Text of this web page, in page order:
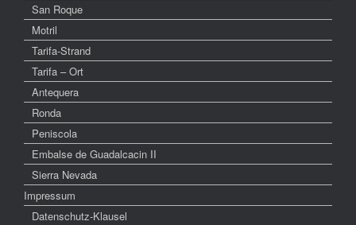
San Roque
Motril
Tarifa-Strand
Tarifa – Ort
Antequera
Ronda
Peniscola
Embalse de Guadalcacin II
Sierra Nevada
Impressum
Datenschutz-Klausel